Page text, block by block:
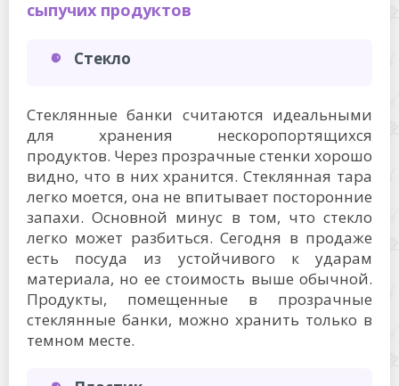
сыпучих продуктов
Стекло
Стеклянные банки считаются идеальными
для хранения нескоропортящихся
продуктов. Через прозрачные стенки хорошо
видно, что в них хранится. Стеклянная тара
легко моется, она не впитывает посторонние
запахи. Основной минус в том, что стекло
легко может разбиться. Сегодня в продаже
есть посуда из устойчивого к ударам
материала, но ее стоимость выше обычной.
Продукты, помещенные в прозрачные
стеклянные банки, можно хранить только в
темном месте.